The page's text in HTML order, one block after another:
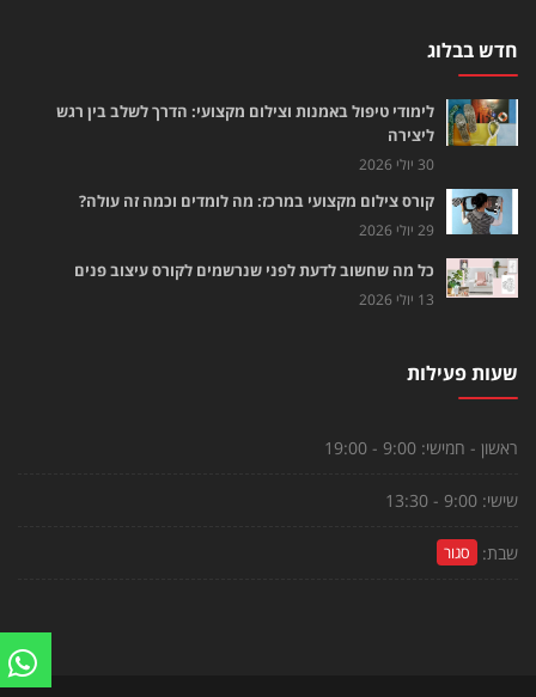
חדש בבלוג
לימודי טיפול באמנות וצילום מקצועי: הדרך לשלב בין רגש
ליצירה
30 יולי 2026
קורס צילום מקצועי במרכז: מה לומדים וכמה זה עולה?
29 יולי 2026
כל מה שחשוב לדעת לפני שנרשמים לקורס עיצוב פנים
13 יולי 2026
שעות פעילות
ראשון - חמישי: 9:00 - 19:00
שישי: 9:00 - 13:30
שבת: סגור